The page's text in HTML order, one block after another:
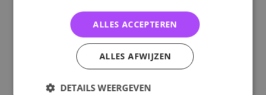
ALLES ACCEPTEREN
ALLES AFWIJZEN
DETAILS WEERGEVEN